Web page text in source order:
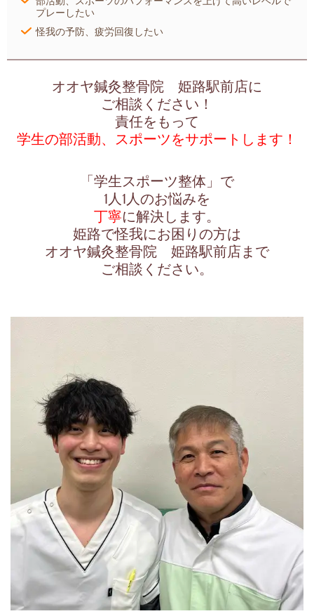
プレーしたい
怪我の予防、疲労回復したい
オオヤ鍼灸整骨院 姫路駅前店に
ご相談ください！
責任をもって
学生の部活動、スポーツをサポートします！
「学生スポーツ整体」で
1人1人のお悩みを
丁寧に解決します。
姫路で怪我にお困りの方は
オオヤ鍼灸整骨院 姫路駅前店まで
ご相談ください。